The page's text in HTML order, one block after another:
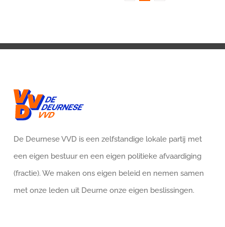
De Deurnese VVD is een zelfstandige lokale partij met
een eigen bestuur en een eigen politieke afvaardiging
(fractie). We maken ons eigen beleid en nemen samen
met onze leden uit Deurne onze eigen beslissingen.